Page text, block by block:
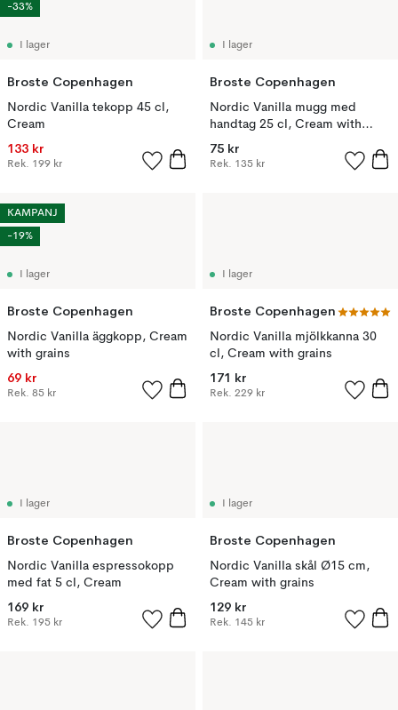
I lager
Broste Copenhagen
Nordic Vanilla tekopp 45 cl,
Cream
133 kr
Rek. 199 kr
-33%
I lager
Broste Copenhagen
Nordic Vanilla mugg med
handtag 25 cl, Cream with
grains
75 kr
Rek. 135 kr
I lager
Broste Copenhagen
Nordic Vanilla äggkopp, Cream
with grains
69 kr
Rek. 85 kr
KAMPANJ
-19%
I lager
Broste Copenhagen
Nordic Vanilla mjölkkanna 30
cl, Cream with grains
171 kr
Rek. 229 kr
I lager
Broste Copenhagen
Nordic Vanilla espressokopp
med fat 5 cl, Cream
169 kr
Rek. 195 kr
I lager
Broste Copenhagen
Nordic Vanilla skål Ø15 cm,
Cream with grains
129 kr
Rek. 145 kr